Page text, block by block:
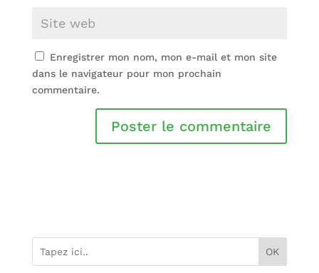
Enregistrer mon nom, mon e-mail et mon site
dans le navigateur pour mon prochain
commentaire.
OK